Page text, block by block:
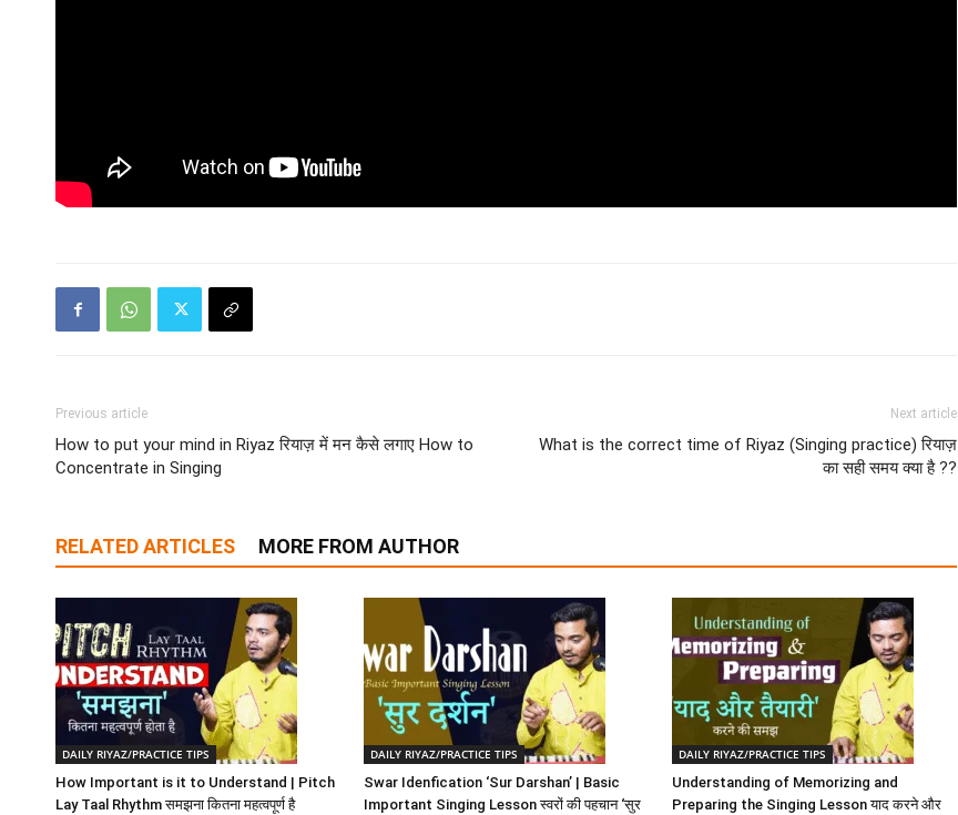
Previous article
How to put your mind in Riyaz रियाज़ में मन कैसे लगाए How to
Concentrate in Singing
Next article
What is the correct time of Riyaz (Singing practice) रियाज़
का सही समय क्या है ??
RELATED ARTICLES MORE FROM AUTHOR
DAILY RIYAZ/PRACTICE TIPS
How Important is it to Understand | Pitch
Lay Taal Rhythm समझना कितना महत्वपूर्ण है
DAILY RIYAZ/PRACTICE TIPS
Swar Idenfication ‘Sur Darshan’ | Basic
Important Singing Lesson स्वरों की पहचान ‘सुर
DAILY RIYAZ/PRACTICE TIPS
Understanding of Memorizing and
Preparing the Singing Lesson याद करने और